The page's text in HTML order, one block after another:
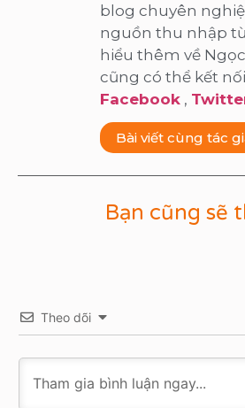
blog chuyên
nguồn thu nhập
hiểu thêm về Ngọc
cũng có thể kết
Facebook ,
Bài viết cùng tác
Bạn cũng sẽ
Theo dõi